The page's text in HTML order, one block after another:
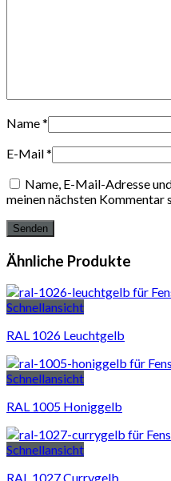
Name*
E-Mail*
Name, E-Mail-Adresse
meinen nächsten Kommentar
Ähnliche Produkte
Schnellansicht
RAL 1026 Leuchtgelb
Schnellansicht
RAL 1005 Honiggelb
Schnellansicht
RAL 1027 Currygelb